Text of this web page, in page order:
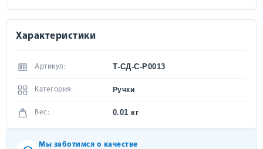
Характеристики
Артикул: Т-СД-С-Р0013
Категория: Ручки
Вес: 0.01 кг
Мы заботимся о качестве